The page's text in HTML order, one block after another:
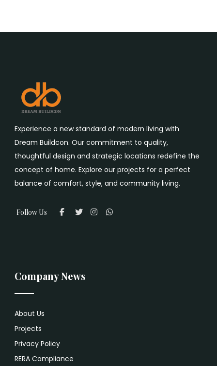
Experience a new standard of modern living with
Dream Buildcon. Our commitment to quality,
thoughtful design and strategic locations redefine the
concept of home. Explore our projects for a perfect
balance of comfort, style, and community living.
Follow Us
Company News
About Us
Projects
Privacy Policy
RERA Compliance